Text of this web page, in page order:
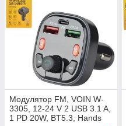
Модулятор FM, VOIN W-
3305, 12-24 V 2 USB 3.1 A,
1 PD 20W, BT5.3, Hands